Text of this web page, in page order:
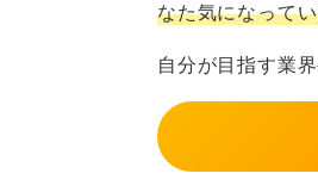
ことが差別
資格があれ
意識を持っ
なた気になって
自分が目指す業